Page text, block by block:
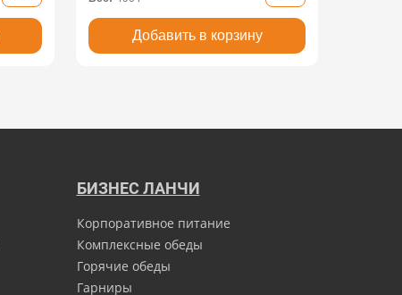
Добавить в корзину
БИЗНЕС ЛАНЧИ
Корпоративное питание
Комплексные обеды
Горячие обеды
Гарниры